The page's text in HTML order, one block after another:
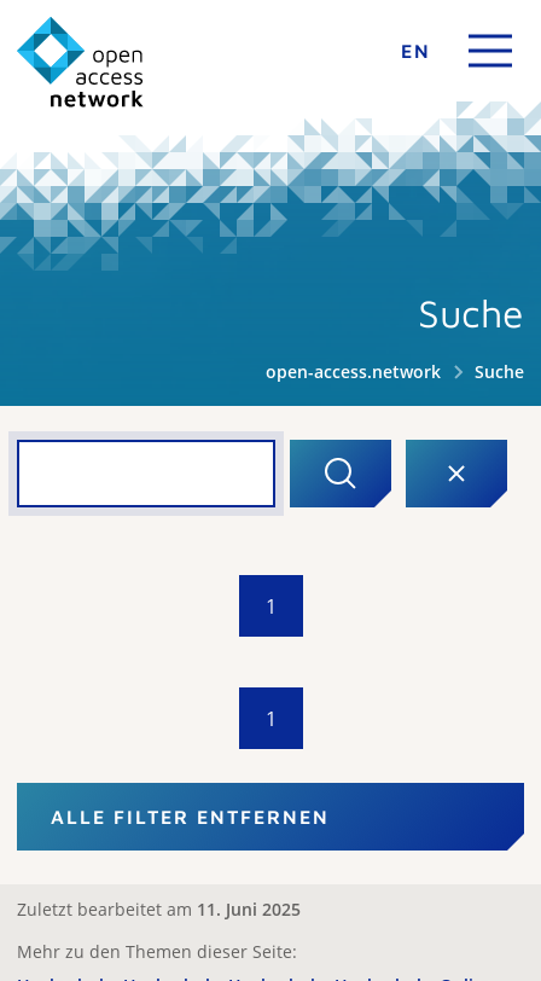
EN
Suche
open-access.network Suche
1
1
ALLE FILTER ENTFERNEN
Zuletzt bearbeitet am 11. Juni 2025
Mehr zu den Themen dieser Seite: